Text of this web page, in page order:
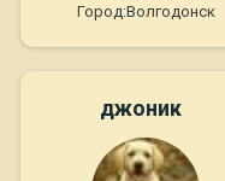
Город:Волгодонск
джоник